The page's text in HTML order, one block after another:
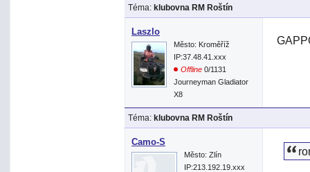
Téma: klubovna RM Roštín
Laszlo
Město: Kroměříž
IP:37.48.41.xxx
Offline 0/1131
Journeyman Gladiator
X8
Téma: klubovna RM Roštín
Camo-S
Město: Zlín
IP:213.192.19.xxx